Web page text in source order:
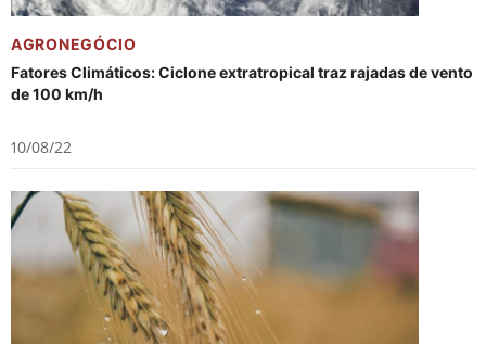
AGRONEGÓCIO
Fatores Climáticos: Ciclone extratropical traz rajadas de vento
de 100 km/h
10/08/22